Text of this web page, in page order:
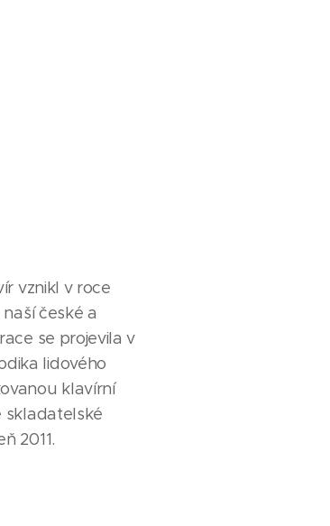
vznikl v roce
české a
se projevila v
lidového
klavírní
skladatelské
2011.